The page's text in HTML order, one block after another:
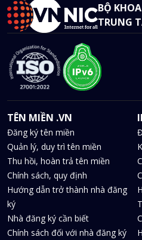
BỘ
TRUNG
TÊN MIỀN .VN
Đăng ký tên miền
Quản lý, duy trì tên miền
Thu hồi, hoàn trả tên miền
Chính sách, quy định
Hướng dẫn trở thành nhà đăng
ký
Nhà đăng ký cần biết
Chính sách đối với nhà đăng ký